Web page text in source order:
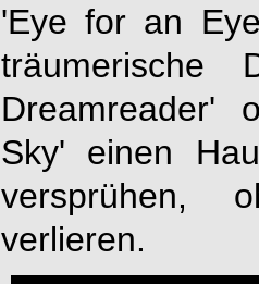
'Eye for an
träumerische
Dreamreader'
Sky' einen
versprühen,
verlieren.